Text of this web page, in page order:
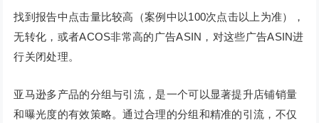
找到报告中点击量比较高（案例中以100次点击以上为准），
无转化，或者ACOS非常高的广告ASIN，对这些广告ASIN进
行关闭处理。
亚马逊多产品的分组与引流，是一个可以显著提升店铺销量
和曝光度的有效策略。通过合理的分组和精准的引流，不仅